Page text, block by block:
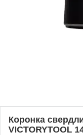
Коронка
VICTORYTOOL